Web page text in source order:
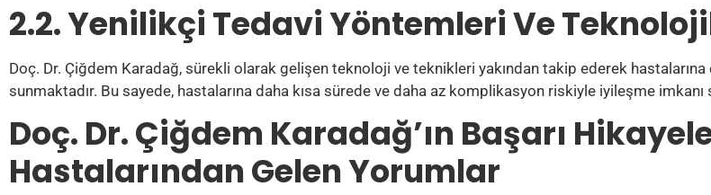
2.2. Yenilikçi Tedavi Yöntemleri Ve
Doç. Dr. Çiğdem Karadağ, sürekli olarak gelişen teknoloji ve teknikleri yakından takip ederek
sunmaktadır. Bu sayede, hastalarına daha kısa sürede ve daha az komplikasyon riskiyle iyileşme imkanı
Doç. Dr. Çiğdem Karadağ’ın Başarı
Hastalarından Gelen Yorumlar